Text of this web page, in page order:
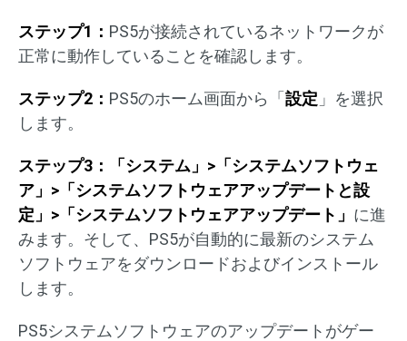
ステップ1： PS5が接続されているネットワークが
正常に動作していることを確認します。
ステップ2： PS5のホーム画面から「 設定 」を選択
します。
ステップ3：「システム」>「システムソフトウェ
ア」>「システムソフトウェアアップデートと設
定」>「システムソフトウェアアップデート」 に進
みます。そして、PS5が自動的に最新のシステム
ソフトウェアをダウンロードおよびインストール
します。
PS5システムソフトウェアのアップデートがゲー